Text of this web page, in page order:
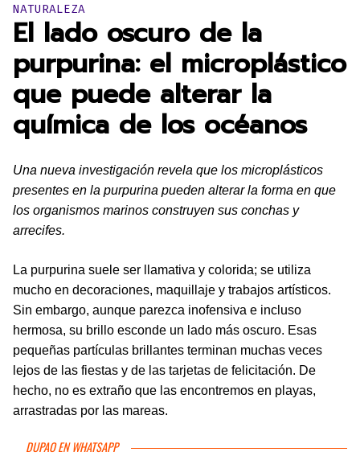
Publicado en:
NATURALEZA
El lado oscuro de la
purpurina: el microplástico
que puede alterar la
química de los océanos
Una nueva investigación revela que los microplásticos
presentes en la purpurina pueden alterar la forma en que
los organismos marinos construyen sus conchas y
arrecifes.
La purpurina suele ser llamativa y colorida; se utiliza
mucho en decoraciones, maquillaje y trabajos artísticos.
Sin embargo, aunque parezca inofensiva e incluso
hermosa, su brillo esconde un lado más oscuro. Esas
pequeñas partículas brillantes terminan muchas veces
lejos de las fiestas y de las tarjetas de felicitación. De
hecho, no es extraño que las encontremos en playas,
arrastradas por las mareas.
DUPAO EN WHATSAPP